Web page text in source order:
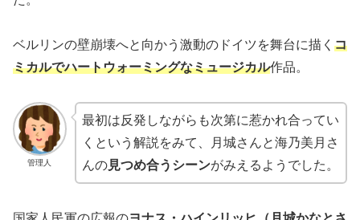
ベルリンの壁崩壊へと向かう激動のドイツを舞台に描く コ
ミカルでハートウォーミングなミュージカル作品。
管理人
最初は反発しながらも次第に惹かれ合ってい
くという解説をみて、月城さんと海乃美月さ
んの見つめ合うシーンがみえるようでした。